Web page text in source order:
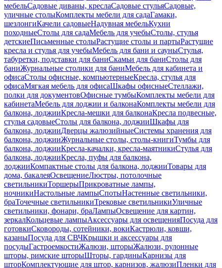
мебельСадовые диваны, креслаСадовые стульяСадовые,
уличные столыКомплекты мебели для садаГамаки,
шезлонгиКачели садовыеНадувная мебельКухни
походныеСтолы для садаМебель для учебыСтолы, стулья
детскиеПисьменные столыРастущие столы и партыРастущие
кресла и стулья для учебыМебель для бани и сауныСтулья,
табуретки, подставки для баниСкамьи для баниСтолы для
баниЖурнальные столики для баниМебель для кабинета и
офисаСтолы офисные, компьютерныеКресла, стулья для
офисаМягкая мебель для офисаШкафы офисныеСтеллажи,
полки для документовОфисные тумбыКомплекты мебели для
кабинетаМебель для лоджии и балконаКомплекты мебели для
балкона, лоджииКресла-мешки для балконаКресла подвесные,
стулья садовыеСтолы для балкона, лоджииШкафы для
балкона, лоджииДверцы жалюзийныеСистемы хранения для
балкона, лоджииЖурнальные столы, столы-книгиТумбы для
балкона, лоджииКресла-качалки, кресла-маятникиСтулья для
балкона, лоджииКресла, пуфы для балкона,
лоджииКомпактные столы для балкона, лоджииТовары для
дома, бакалеяОсвещениеЛюстры, потолочные
светильникиТоршерыПрикроватные лампы,
ночникиНастольные лампыСпотыНастенные светильники,
браТочечные светильникиТрековые светильникиУличные
светильники, фонари, браЛампыОсвещение для картин,
зеркалКольцевые лампыАксессуары для освещенияПосуда для
готовкиСковороды, сотейники, вокиКастрюли, ковши,
казаныПосуда для СВЧКрышки и аксессуары для
посудыГастроемкостиЖалюзи, шторыЖалюзи, рулонные
шторы, римские шторыШторы, гардиныКарнизы для
шторКомплектующие для штор, карнизов, жалюзиПленки для